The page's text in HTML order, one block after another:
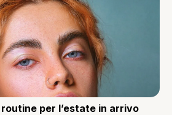
per l’estate in arrivo